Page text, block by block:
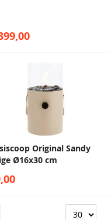
Original Sandy
Ø16x30 cm
pagina